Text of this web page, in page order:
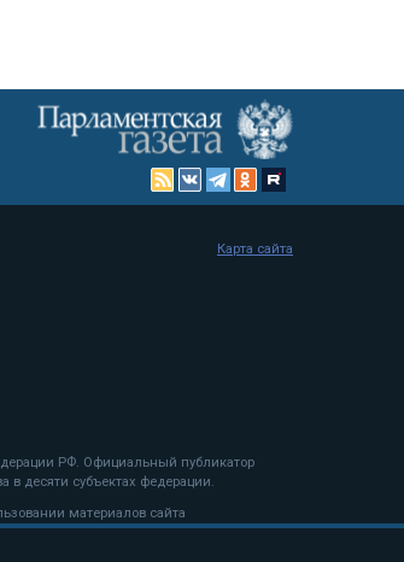
РФ. Официальный публикатор
в десяти субъектах федерации.
материалов сайта
Карта сайта